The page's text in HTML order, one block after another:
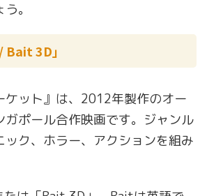
。
3D」
ケット』は、2012年製作のオー
ガポール合作映画です。ジャンル
ック、ホラー、アクションを組み